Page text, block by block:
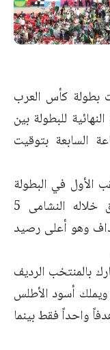
بطولة كأس العرب
للبطولة بين
السابعة بتوقيت
الأول في البطولة
بعد مشوار باهر في البطولة، إذ حقق خلاله النشامى 5
متتالية سجلوا خلالها 10 أهداف وهو أعلى رصيد
بالمنتخب الرديف
أسود الأطلس
واحداً فقط بينما